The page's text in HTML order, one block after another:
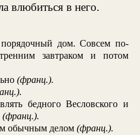
влюбиться в него.
дом. Совсем по-
завтраком и потом
(франц.).
бедного Весловского и
(франц.).
обычным делом(франц.).